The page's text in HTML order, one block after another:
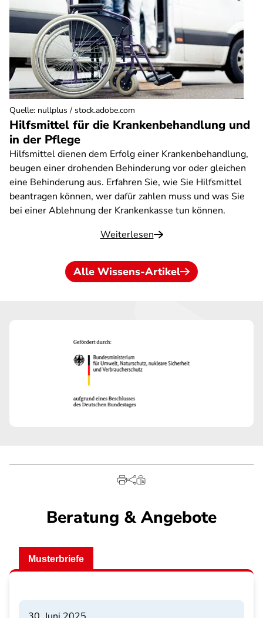
Hilfsmittel für die Krankenbehandlung und
in der Pflege
Hilfsmittel dienen dem Erfolg einer Krankenbehandlung,
beugen einer drohenden Behinderung vor oder gleichen
eine Behinderung aus. Erfahren Sie, wie Sie Hilfsmittel
beantragen können, wer dafür zahlen muss und was Sie
bei einer Ablehnung der Krankenkasse tun können.
Weiterlesen
Quelle: nullplus / stock.adobe.com
Alle Wissens-Artikel
Beratung & Angebote
Musterbriefe